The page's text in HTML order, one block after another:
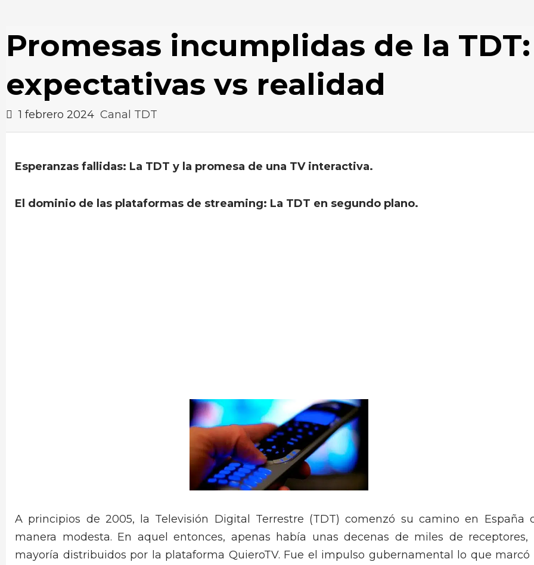
Promesas incumplidas de la TDT:
expectativas vs realidad
1 febrero 2024 Canal TDT
Esperanzas fallidas: La TDT y la promesa de una TV interactiva.
El dominio de las plataformas de streaming: La TDT en segundo plano.
A principios de 2005, la Televisión Digital Terrestre (TDT) comenzó su camino en España
manera modesta. En aquel entonces, apenas había unas decenas de miles de receptores,
mayoría distribuidos por la plataforma QuieroTV. Fue el impulso gubernamental lo que marcó